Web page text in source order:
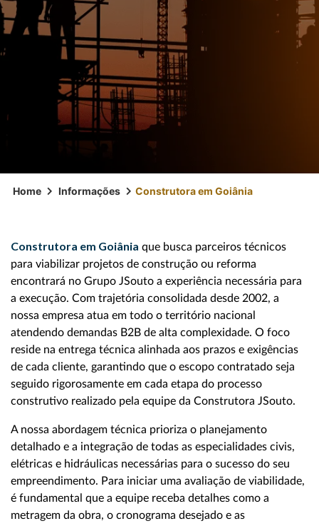
Home Informações Construtora em Goiânia
Construtora em Goiânia que busca parceiros técnicos
para viabilizar projetos de construção ou reforma
encontrará no Grupo JSouto a experiência necessária para
a execução. Com trajetória consolidada desde 2002, a
nossa empresa atua em todo o território nacional
atendendo demandas B2B de alta complexidade. O foco
reside na entrega técnica alinhada aos prazos e exigências
de cada cliente, garantindo que o escopo contratado seja
seguido rigorosamente em cada etapa do processo
construtivo realizado pela equipe da Construtora JSouto.
A nossa abordagem técnica prioriza o planejamento
detalhado e a integração de todas as especialidades civis,
elétricas e hidráulicas necessárias para o sucesso do seu
empreendimento. Para iniciar uma avaliação de viabilidade,
é fundamental que a equipe receba detalhes como a
metragem da obra, o cronograma desejado e as